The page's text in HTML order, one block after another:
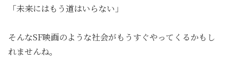
「未来にはもう道はいらない」
そんなSF映画のような社会がもうすぐやってくるかもし
れませんね。